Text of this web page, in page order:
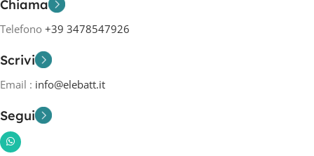
Chiama
Telefono +39 3478547926
Scrivi
Email : info@elebatt.it
Segui